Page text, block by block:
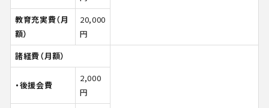
教育充実費（月
額）
20,000
円
諸経費（月額）
・後援会費
2,000
円